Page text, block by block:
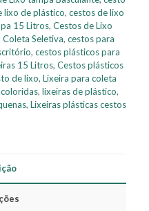
lixo de plástico, cestos de lixo
15 Litros, Cestos de Lixo
Seletiva, cestos para
, cestos plásticos para
15 Litros, Cestos plásticos
de lixo, Lixeira para coleta
, lixeiras de plástico,
, Lixeiras plásticas cestos